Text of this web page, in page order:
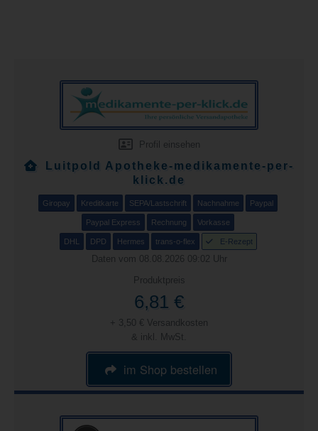
Profil einsehen
Luitpold Apotheke-medikamente-per-
klick.de
Giropay Kreditkarte SEPA/Lastschrift Nachnahme Paypal
Paypal Express Rechnung Vorkasse
DHL DPD Hermes trans-o-flex E-Rezept
Daten vom 08.08.2026 09:02 Uhr
Produktpreis
6,81 €
+ 3,50 € Versandkosten
& inkl. MwSt.
im Shop bestellen